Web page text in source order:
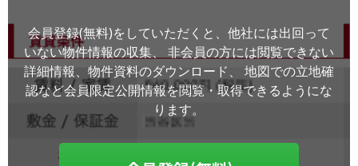
会員登録(無料)をしていただくと、他社には出回って
いない物件情報の収集、
非会員の方には閲覧できない
詳細情報、物件資料のダウンロード、
地図での立地確
認など会員限定公開情報を閲覧・取得できるようにな
ります。